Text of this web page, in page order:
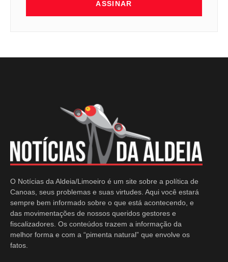
ASSINAR
O Notícias da Aldeia/Limoeiro é um site sobre a política de
Canoas, seus problemas e suas virtudes. Aqui você estará
sempre bem informado sobre o que está acontecendo, e
das movimentações de nossos queridos gestores e
fiscalizadores. Os conteúdos trazem a informação da
melhor forma e com a “pimenta natural” que envolve os
fatos.